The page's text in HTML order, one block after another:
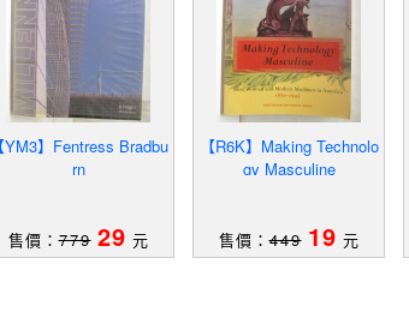
YM3】Fentress Bradbu
rn
售價：779 29 元
【R6K】Making Technolo
gy Masculine
售價：449 19 元